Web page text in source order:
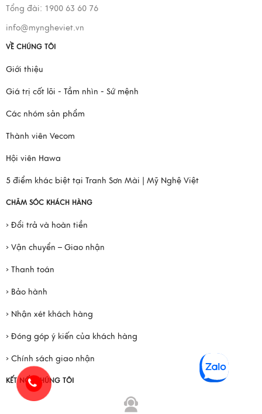
Tổng đài: 1900 63 60 76
info@myngheviet.vn
VỀ CHÚNG TÔI
Giới thiệu
Giá trị cốt lõi - Tầm nhìn - Sứ mệnh
Các nhóm sản phẩm
Thành viên Vecom
Hội viên Hawa
5 điểm khác biệt tại Tranh Sơn Mài | Mỹ Nghệ Việt
CHĂM SÓC KHÁCH HÀNG
› Đổi trả và hoàn tiền
› Vận chuyển – Giao nhận
› Thanh toán
› Bảo hành
› Nhận xét khách hàng
› Đóng góp ý kiến của khách hàng
› Chính sách giao nhận
KẾT NỐI CHÚNG TÔI